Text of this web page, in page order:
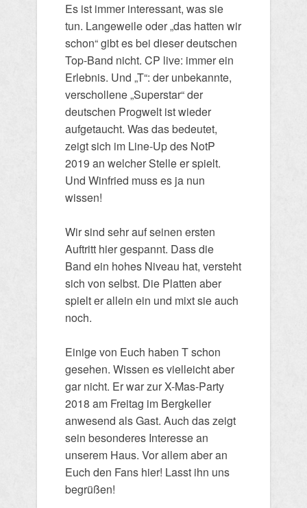
Es ist immer interessant, was sie
tun. Langeweile oder „das hatten wir
schon“ gibt es bei dieser deutschen
Top-Band nicht. CP live: immer ein
Erlebnis. Und „T“: der unbekannte,
verschollene „Superstar“ der
deutschen Progwelt ist wieder
aufgetaucht. Was das bedeutet,
zeigt sich im Line-Up des NotP
2019 an welcher Stelle er spielt.
Und Winfried muss es ja nun
wissen!
Wir sind sehr auf seinen ersten
Auftritt hier gespannt. Dass die
Band ein hohes Niveau hat, versteht
sich von selbst. Die Platten aber
spielt er allein ein und mixt sie auch
noch.
Einige von Euch haben T schon
gesehen. Wissen es vielleicht aber
gar nicht. Er war zur X-Mas-Party
2018 am Freitag im Bergkeller
anwesend als Gast. Auch das zeigt
sein besonderes Interesse an
unserem Haus. Vor allem aber an
Euch den Fans hier! Lasst ihn uns
begrüßen!